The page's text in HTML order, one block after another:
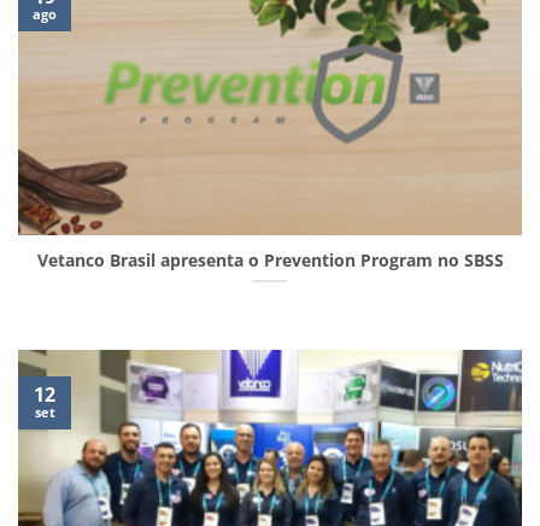
Vetanco Brasil apresenta o Prevention Program no SBSS
ago
12
set